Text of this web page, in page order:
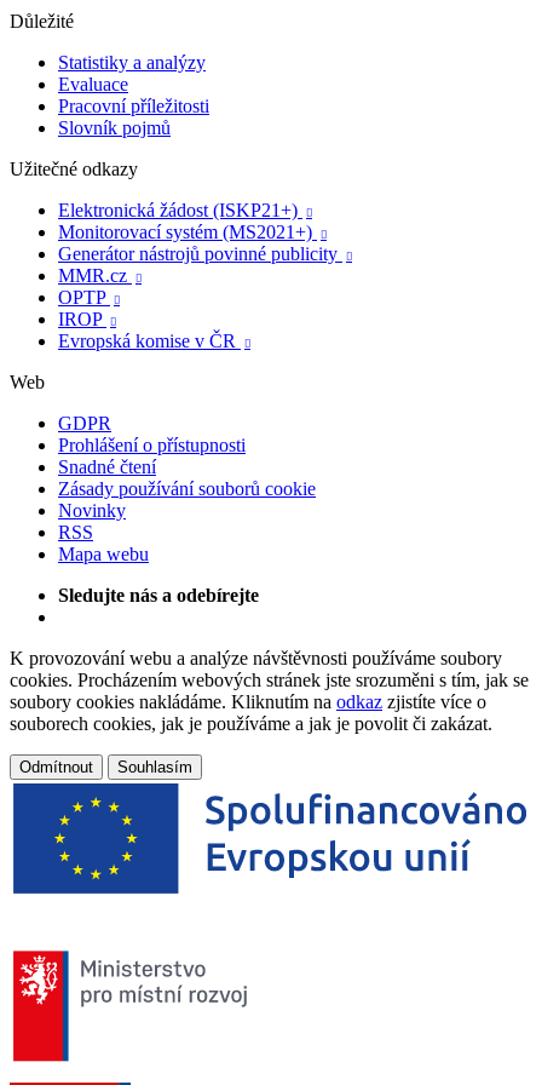
Důležité
Statistiky a analýzy
Evaluace
Pracovní příležitosti
Slovník pojmů
Užitečné odkazy
Elektronická žádost (ISKP21+)

Monitorovací systém (MS2021+) 
Generátor nástrojů povinné publicity 
MMR.cz 
OPTP 
IROP 
Evropská komise v ČR 
Web
GDPR
Prohlášení o přístupnosti
Snadné čtení
Zásady používání souborů cookie
Novinky
RSS
Mapa webu
Sledujte nás a odebírejte
K provozování webu a analýze návštěvnosti používáme soubory
cookies. Procházením webových stránek jste srozuměni s tím, jak se
soubory cookies nakládáme. Kliknutím na odkaz zjistíte více o
souborech cookies, jak je používáme a jak je povolit či zakázat.
Odmítnout Souhlasím